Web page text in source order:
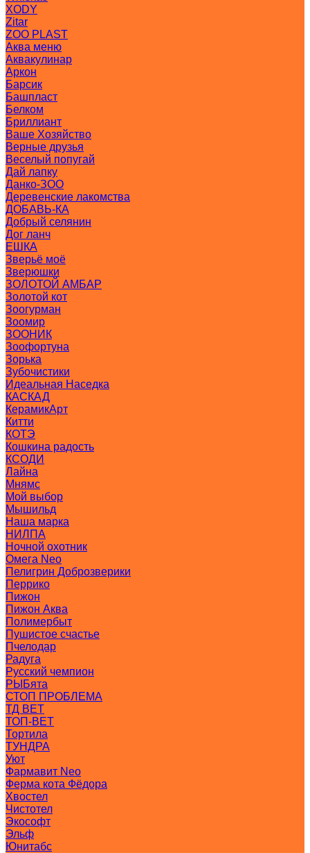
XODY
Zitar
ZOO PLAST
Аква меню
Аквакулинар
Аркон
Барсик
Башпласт
Белком
Бриллиант
Ваше Хозяйство
Верные друзья
Веселый попугай
Дай лапку
Данко-ЗОО
Деревенские лакомства
ДОБАВЬ-КА
Добрый селянин
Дог ланч
ЕШКА
Зверьё моё
Зверюшки
ЗОЛОТОЙ АМБАР
Золотой кот
Зоогурман
Зоомир
ЗООНИК
Зоофортуна
Зорька
Зубочистики
Идеальная Наседка
КАСКАД
КерамикАрт
Китти
КОТЭ
Кошкина радость
КСОДИ
Лайна
Мнямс
Мой выбор
Мышильд
Наша марка
НИЛПА
Ночной охотник
Омега Neo
Пелигрин Доброзверики
Перрико
Пижон
Пижон Аква
Полимербыт
Пушистое счастье
Пчелодар
Радуга
Русский чемпион
РЫБята
СТОП ПРОБЛЕМА
ТД ВЕТ
ТОП-ВЕТ
Тортила
ТУНДРА
Уют
Фармавит Neo
Ферма кота Фёдора
Хвостел
Чистотел
Экософт
Эльф
Юнитабс